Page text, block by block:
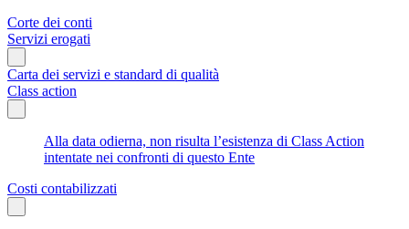
Corte dei conti
Servizi erogati
Carta dei servizi e standard di qualità
Class action
Alla data odierna, non risulta l’esistenza di Class Action
intentate nei confronti di questo Ente
Costi contabilizzati